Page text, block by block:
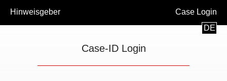
Hinweisgeber
Case Login
DE
Case-ID Login